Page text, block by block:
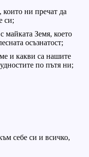
които ни пречат да
си;
майката Земя, което
осъзнатост;
и какви са нашите
по пътя ни;
себе си и всичко,